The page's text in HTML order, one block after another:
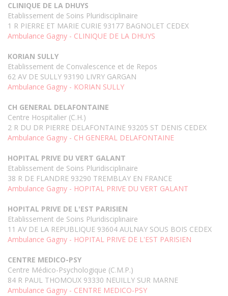
CLINIQUE DE LA DHUYS
Etablissement de Soins Pluridisciplinaire
1 R PIERRE ET MARIE CURIE 93177 BAGNOLET CEDEX
Ambulance Gagny - CLINIQUE DE LA DHUYS
KORIAN SULLY
Etablissement de Convalescence et de Repos
62 AV DE SULLY 93190 LIVRY GARGAN
Ambulance Gagny - KORIAN SULLY
CH GENERAL DELAFONTAINE
Centre Hospitalier (C.H.)
2 R DU DR PIERRE DELAFONTAINE 93205 ST DENIS CEDEX
Ambulance Gagny - CH GENERAL DELAFONTAINE
HOPITAL PRIVE DU VERT GALANT
Etablissement de Soins Pluridisciplinaire
38 R DE FLANDRE 93290 TREMBLAY EN FRANCE
Ambulance Gagny - HOPITAL PRIVE DU VERT GALANT
HOPITAL PRIVE DE L'EST PARISIEN
Etablissement de Soins Pluridisciplinaire
11 AV DE LA REPUBLIQUE 93604 AULNAY SOUS BOIS CEDEX
Ambulance Gagny - HOPITAL PRIVE DE L'EST PARISIEN
CENTRE MEDICO-PSY
Centre Médico-Psychologique (C.M.P.)
84 R PAUL THOMOUX 93330 NEUILLY SUR MARNE
Ambulance Gagny - CENTRE MEDICO-PSY